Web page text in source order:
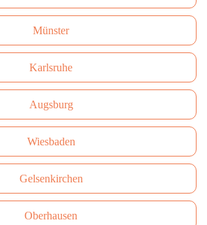
Münster
Karlsruhe
Augsburg
Wiesbaden
Gelsenkirchen
Oberhausen